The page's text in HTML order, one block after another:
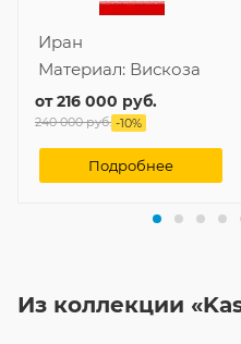
Иран
Материал: Вискоза
от216 000 руб.
240 000 руб. -10%
Подробнее
Из коллекции